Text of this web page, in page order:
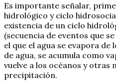
Es importante señalar,
hidrológico y ciclo
existencia de un ciclo
(secuencia de eventos que
el que el agua se evapora de
de agua, se acumula como
vuelve a los océanos y otras
precipitación.